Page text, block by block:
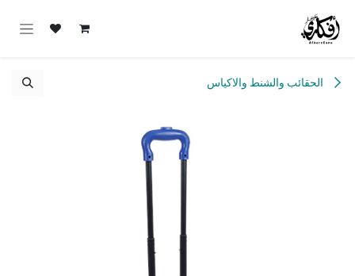
الحقائب والشنط والاكياس